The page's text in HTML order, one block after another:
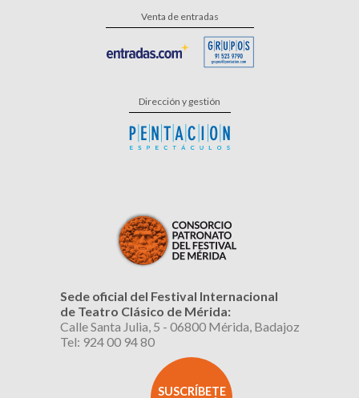
Venta de entradas
Dirección y gestión
Sede oficial del Festival Internacional
de Teatro Clásico de Mérida:
Calle Santa Julia, 5 - 06800 Mérida, Badajoz
Tel: 924 00 94 80
SUSCRÍBETE